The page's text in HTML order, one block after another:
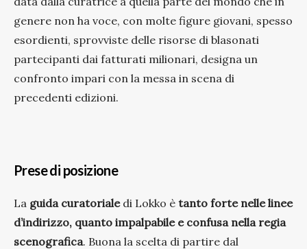
genere non ha voce, con molte figure giovani, spesso
esordienti, sprovviste delle risorse di blasonati
partecipanti dai fatturati milionari, designa un
confronto impari con la messa in scena di
precedenti edizioni.
Prese di posizione
La guida curatorialedi Lokko è tanto forte nelle linee
d’indirizzo, quanto impalpabile e confusa nella regia
scenografica. Buona la scelta di partire dal